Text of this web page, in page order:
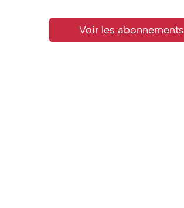
Voir les abonnements